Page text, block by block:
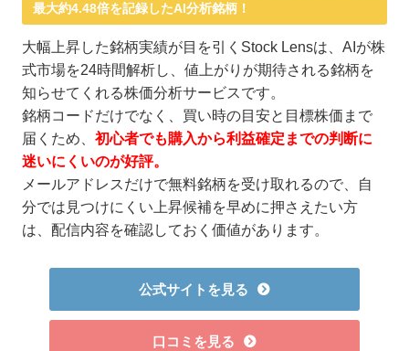
最大約4.48倍を記録したAI分析銘柄！
大幅上昇した銘柄実績が目を引くStock Lensは、AIが株
式市場を24時間解析し、値上がりが期待される銘柄を
知らせてくれる株価分析サービスです。
銘柄コードだけでなく、買い時の目安と目標株価まで
届くため、初心者でも購入から利益確定までの判断に
迷いにくいのが好評。
メールアドレスだけで無料銘柄を受け取れるので、自
分では見つけにくい上昇候補を早めに押さえたい方
は、配信内容を確認しておく価値があります。
公式サイトを見る
口コミを見る